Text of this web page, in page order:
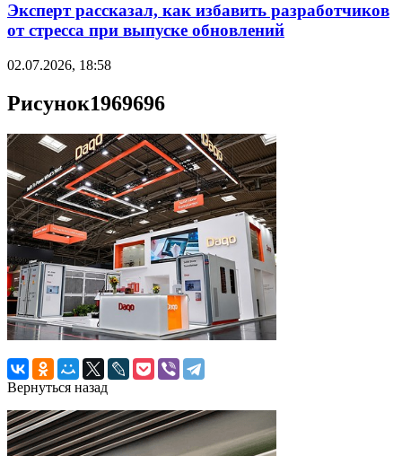
Эксперт рассказал, как избавить разработчиков
от стресса при выпуске обновлений
02.07.2026, 18:58
Рисунок1969696
Вернуться назад